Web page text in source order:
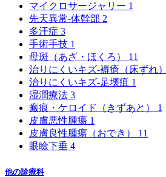
マイクロサージャリー 1
先天異常-体幹部 2
多汗症 3
手術手技 1
母斑（あざ・ほくろ） 11
治りにくいキズ-褥瘡（床ずれ）
治りにくいキズ-足壊疽 1
湿潤療法 3
瘢痕・ケロイド（きずあと） 1
皮膚悪性腫瘍 1
皮膚良性腫瘍（おでき） 11
眼瞼下垂 4
他の診療科